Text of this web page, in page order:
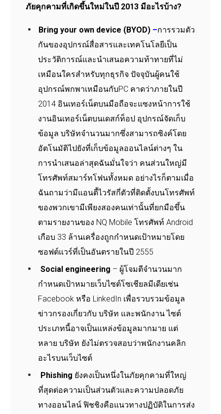
ภัยคุกคามที่เกิดขึ้นใหม่ในปี 2013 มีอะไรบ้าง?
Bring your own device (BYOD) –การรวมตัว
กันของอุปกรณ์สื่อสารและเทคโนโลยีเป็น
ประวัติการณ์และนำเสนอความท้าทายที่ไม่
เหมือนใครสำหรับทุกธุรกิจ ปัจจุบันผู้คนใช้
อุปกรณ์พกพาเหมือนกับPC คาดว่าภายในปี
2014 อินเทอร์เน็ตบนมือถือจะแซงหน้าการใช้
งานอินเทอร์เน็ตบนเดสก์ท็อป อุปกรณ์จัดเก็บ
ข้อมูล บริษัทจำนวนมากซึ่งสามารถซิงค์โดย
อัตโนมัติไปยังที่เก็บข้อมูลออนไลน์ต่างๆ ใน
การนำเสนอล่าสุดฉันมั่นใจว่า คนส่วนใหญ่มี
โทรศัพท์สมาร์ทโฟนทั้งหมด อย่างไรก็ตามเมื่อ
ฉันถามว่ามีแอนตี้ไวรัสกี่ตัวที่ติดตั้งบนโทรศัพท์
ของพวกเขามีเพียงสองคนเท่านั้นที่ยกมือขึ้น
ตามรายงานของ NQ Mobile โทรศัพท์ Android
เกือบ 33 ล้านเครื่องถูกกำหนดเป้าหมายโดย
ซอฟต์แวร์ที่เป็นอันตรายในปี 2555
Social engineering – ผู้โจมตีจำนวนมาก
กำหนดเป้าหมายเว็บไซต์โซเชียลมีเดียเช่น
Facebook หรือ LinkedIn เพื่อรวบรวมข้อมูล
ข่าวกรองเกี่ยวกับ บริษัท และพนักงาน ไซต์
ประเภทนี้อาจเป็นแหล่งข้อมูลมากมาย แต่
หลาย บริษัท ยังไม่ตรวจสอบว่าพนักงานคลิก
อะไรบนเว็บไซต์
Phishing ยังคงเป็นหนึ่งในภัยคุกคามที่ใหญ่
ที่สุดต่อความเป็นส่วนตัวและความปลอดภัย
ทางออนไลน์ ฟิชชิงคือแนวทางปฏิบัติในการส่ง